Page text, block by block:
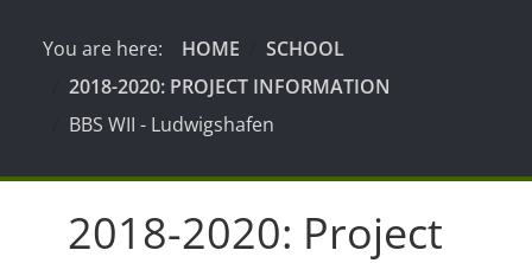
You are here: HOME
SCHOOL
2018-2020: PROJECT INFORMATION
BBS WII - Ludwigshafen
2018-2020: Project